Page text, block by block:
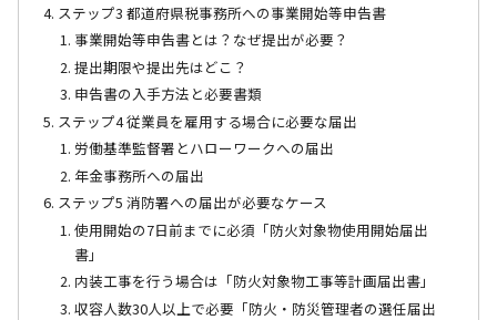
ステップ3 都道府県税事務所への事業開始等申告書
事業開始等申告書とは？なぜ提出が必要？
提出期限や提出先はどこ？
申告書の入手方法と必要書類
ステップ4 従業員を雇用する場合に必要な届出
労働基準監督署とハローワークへの届出
年金事務所への届出
ステップ5 消防署への届出が必要なケース
使用開始の7日前までに必須「防火対象物使用開始届出
書」
内装工事を行う場合は「防火対象物工事等計画届出書」
収容人数30人以上で必要「防火・防災管理者の選任届出